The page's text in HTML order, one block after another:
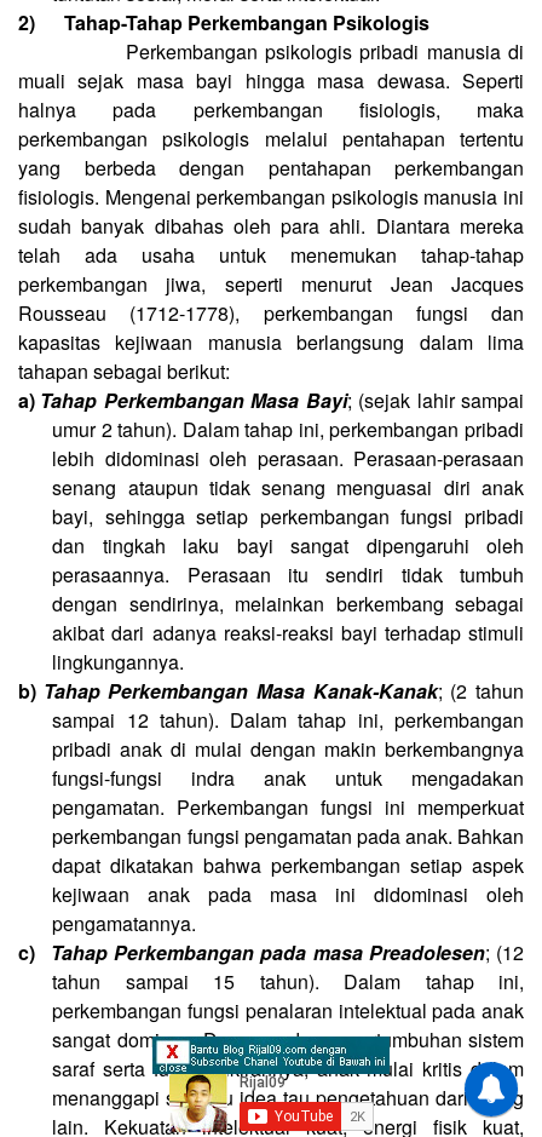
2)
Tahap-Tahap Perkembangan Psikologis
Perkembangan psikologis pribadi manusia di
muali sejak masa bayi hingga masa dewasa. Seperti
halnya pada perkembangan fisiologis, maka
perkembangan psikologis melalui pentahapan tertentu
yang berbeda dengan pentahapan perkembangan
fisiologis. Mengenai perkembangan psikologis manusia ini
sudah banyak dibahas oleh para ahli. Diantara mereka
telah ada usaha untuk menemukan tahap-tahap
perkembangan jiwa, seperti menurut Jean Jacques
Rousseau (1712-1778), perkembangan fungsi dan
kapasitas kejiwaan manusia berlangsung dalam lima
tahapan sebagai berikut:
a) Tahap Perkembangan Masa Bayi; (sejak lahir sampai
umur 2 tahun). Dalam tahap ini, perkembangan pribadi
lebih didominasi oleh perasaan. Perasaan-perasaan
senang ataupun tidak senang menguasai diri anak
bayi, sehingga setiap perkembangan fungsi pribadi
dan tingkah laku bayi sangat dipengaruhi oleh
perasaannya. Perasaan itu sendiri tidak tumbuh
dengan sendirinya, melainkan berkembang sebagai
akibat dari adanya reaksi-reaksi bayi terhadap stimuli
lingkungannya.
b) Tahap Perkembangan Masa Kanak-Kanak; (2 tahun
sampai 12 tahun). Dalam tahap ini, perkembangan
pribadi anak di mulai dengan makin berkembangnya
fungsi-fungsi indra anak untuk mengadakan
pengamatan. Perkembangan fungsi ini memperkuat
perkembangan fungsi pengamatan pada anak. Bahkan
dapat dikatakan bahwa perkembangan setiap aspek
kejiwaan anak pada masa ini didominasi oleh
pengamatannya.
c)
Tahap Perkembangan pada masa Preadolesen; (12
tahun sampai 15 tahun). Dalam tahap ini,
perkembangan fungsi penalaran intelektual pada anak
sangat dominan. Dengan adanya pertumbuhan sistem
saraf serta fungsi pikirannya, anak mulai kritis dalam
menanggapi sesuatu idea tau pengetahuan dari orang
lain. Kekuatan intelektual kuat, energi fisik kuat,